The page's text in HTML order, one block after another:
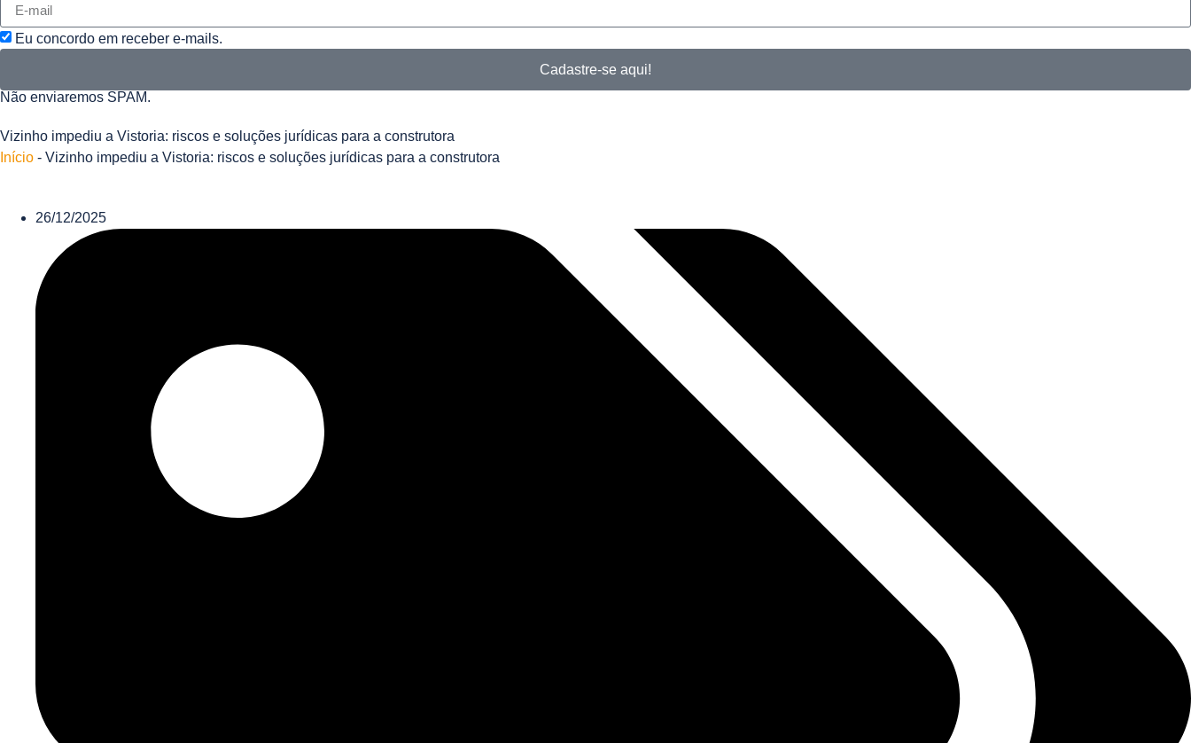
Eu concordo em receber e-mails.
Cadastre-se aqui!
Não enviaremos SPAM.
Vizinho impediu a Vistoria: riscos e soluções jurídicas para a construtora
Início - Vizinho impediu a Vistoria: riscos e soluções jurídicas para a construtora
26/12/2025